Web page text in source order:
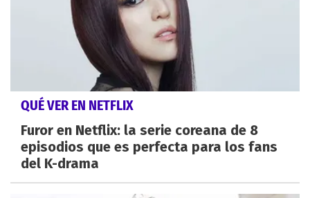
QUÉ VER EN NETFLIX
Furor en Netflix: la serie coreana de 8
episodios que es perfecta para los fans
del K-drama